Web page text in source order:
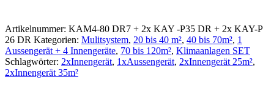
Artikelnummer: KAM4-80 DR7 + 2x KAY -P35 DR + 2x KAY-P
26 DR Kategorien: Mulitsystem, 20 bis 40 m², 40 bis 70m², 1
Aussengerät + 4 Innengeräte, 70 bis 120m², Klimaanlagen SET
Schlagwörter: 2xInnengerät, 1xAussengerät, 2xInnengerät 25m²,
2xInnengerät 35m²